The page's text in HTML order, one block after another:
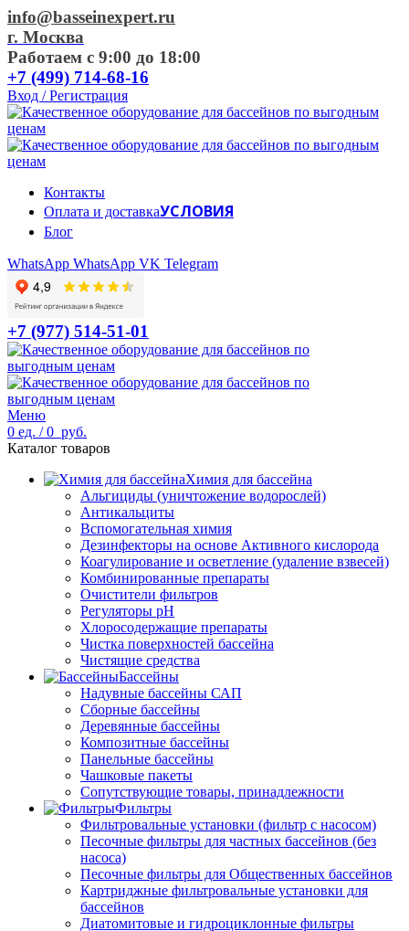
info@basseinexpert.ru
г. Москва
Работаем с 9:00 до 18:00
+7 (499) 714-68-16
Вход / Регистрация
Контакты
Оплата и доставкаУСЛОВИЯ
Блог
WhatsApp WhatsApp VK Telegram
+7 (977) 514-51-01
Меню
0 ед. / 0 руб.
Каталог товаров
Химия для бассейна
Альгициды (уничтожение водорослей)
Антикальциты
Вспомогательная химия
Дезинфекторы на основе Активного кислорода
Коагулирование и осветление (удаление взвесей)
Комбинированные препараты
Очистители фильтров
Регуляторы pH
Хлоросодержащие препараты
Чистка поверхностей бассейна
Чистящие средства
Бассейны
Надувные бассейны САП
Сборные бассейны
Деревянные бассейны
Композитные бассейны
Панельные бассейны
Чашковые пакеты
Сопутствующие товары, принадлежности
Фильтры
Фильтровальные установки (фильтр с насосом)
Песочные фильтры для частных бассейнов (без
насоса)
Песочные фильтры для Общественных бассейнов
Картриджные фильтровальные установки для
бассейнов
Диатомитовые и гидроциклонные фильтры